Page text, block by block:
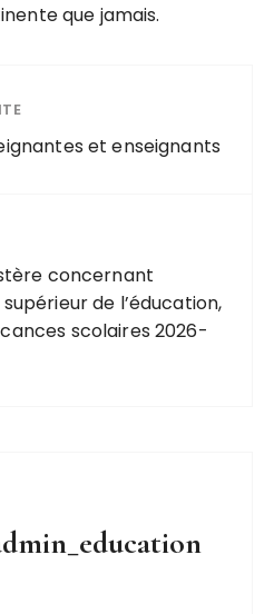
que jamais.
et enseignants
concernant
de l’éducation,
scolaires 2026-